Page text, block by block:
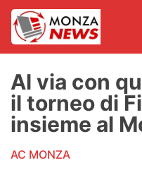
News
AC Monza
Al via con
il torneo di
insieme al
AC MONZA